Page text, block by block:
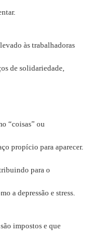
às trabalhadoras
de solidariedade,
“coisas” ou
propício para aparecer.
para o
a depressão e stress.
impostos e que